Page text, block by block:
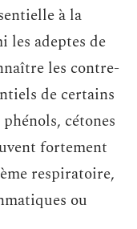
à la
les adeptes de
les contre-
de certains
cétones
fortement
respiratoire,
ou